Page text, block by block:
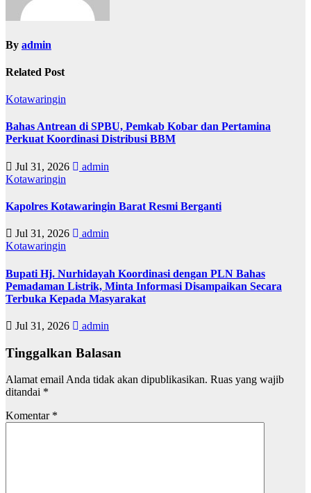
p
o
By admin
Related Post
Kotawaringin
Bahas Antrean di SPBU, Pemkab Kobar dan Pertamina
Perkuat Koordinasi Distribusi BBM
Jul 31, 2026
admin
Kotawaringin
Kapolres Kotawaringin Barat Resmi Berganti
Jul 31, 2026
admin
Kotawaringin
Bupati Hj. Nurhidayah Koordinasi dengan PLN Bahas
Pemadaman Listrik, Minta Informasi Disampaikan Secara
Terbuka Kepada Masyarakat
Jul 31, 2026 admin
Tinggalkan Balasan
Alamat email Anda tidak akan dipublikasikan. Ruas yang wajib
ditandai *
Komentar *